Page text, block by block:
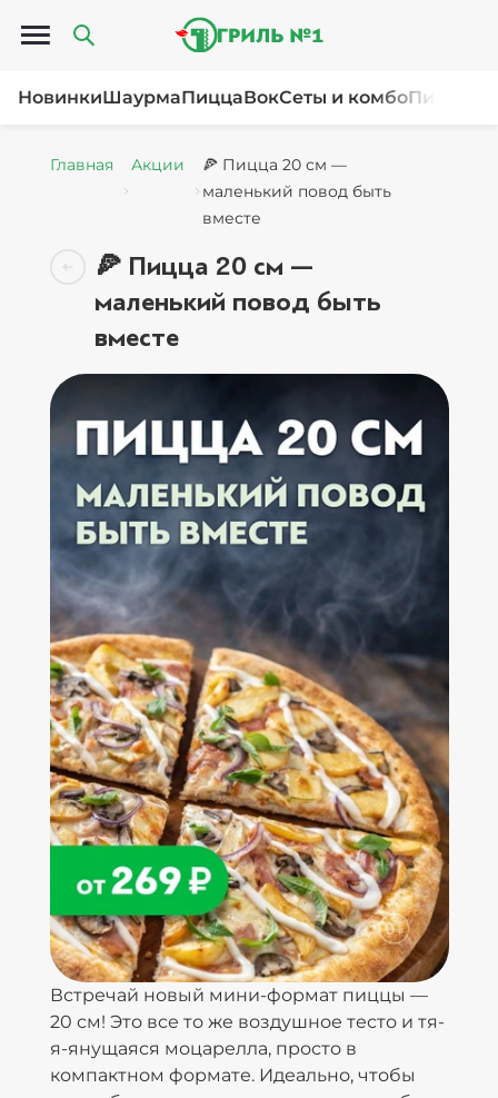
Открыть меню
НовинкиШаурмаПиццаВокСеты и комбоПироги
Главная Акции
🍕 Пицца 20 см —
маленький повод быть
вместе
🍕 Пицца 20 см —
маленький повод быть
вместе
Встречай новый мини-формат пиццы —
20 см! Это все то же воздушное тесто и тя-
я-янущаяся моцарелла, просто в
компактном формате. Идеально, чтобы